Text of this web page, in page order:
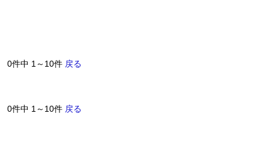
0件中 1～10件 戻る
0件中 1～10件 戻る